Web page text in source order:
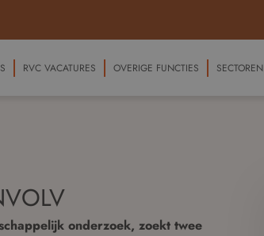
RVC VACATURES OVERIGE FUNCTIES SECTOREN
onderzoek, zoekt twee